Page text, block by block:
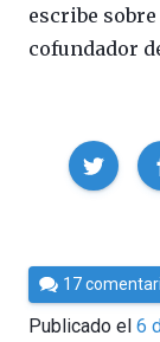
escribe
cofundador
Compartir
Por
Cultura
Cientifica
17
Publicado el 6